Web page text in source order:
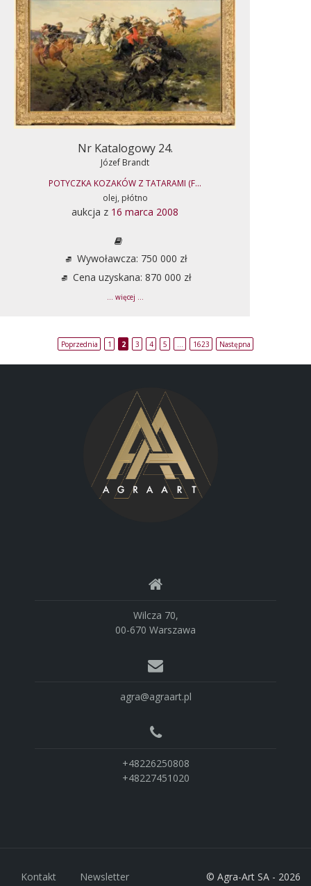
Nr Katalogowy 24.
Józef Brandt
POTYCZKA KOZAKÓW Z TATARAMI (F...
olej, płótno
aukcja z 16 marca 2008
Wywoławcza: 750 000 zł
Cena uzyskana: 870 000 zł
... więcej ...
Poprzednia 1 2 3 4 5 1623 Następna
Wilcza 70,
00-670 Warszawa
agra@agraart.pl
+48226250808
+48227451020
Kontakt
Newsletter
© Agra-Art SA - 2026